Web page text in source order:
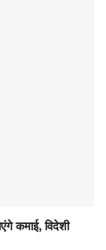
कमाई, विदेशी